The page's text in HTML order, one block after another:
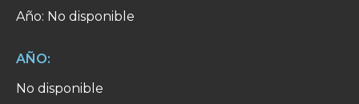
Año: No disponible
AÑO:
No disponible